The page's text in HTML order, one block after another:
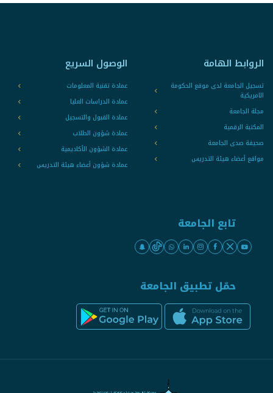
الروابط الهامة
تسجيل الجامعة لدى موقع الحكومة
الامريكية
مجلة الجامعة
المكتبة الرقمية
صحيفة صدى الجامعة
مواقع أعضاء هيئة التدريس
الوصول السريع
عمادة تقنية المعلومات
عمادة الدراسات العليا
عمادة القبول والتسجيل
عمادة شؤون الطلاب
عمادة الشؤون الأكاديمية
عمادة شؤون أعضاء هيئة التدريس
تابع الجامعة
حمّل تطبيق الجامعة